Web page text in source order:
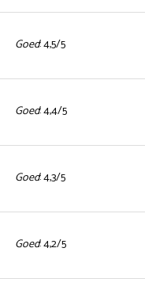
Goed: 4,5/5
Goed: 4,4/5
Goed: 4,3/5
Goed: 4,2/5